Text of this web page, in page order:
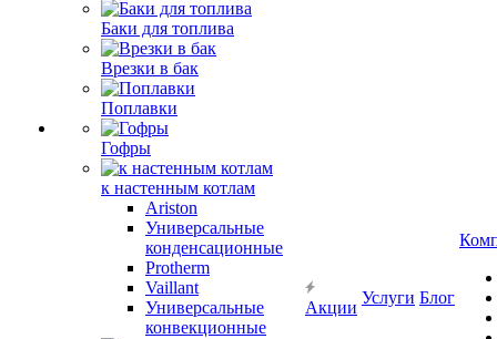
Баки для топлива
Врезки в бак
Поплавки
Гофры
к настенным котлам
Ariston
Универсальные
конденсационные
Protherm
Vaillant
Универсальные
конвекционные
Акции
Услуги Блог